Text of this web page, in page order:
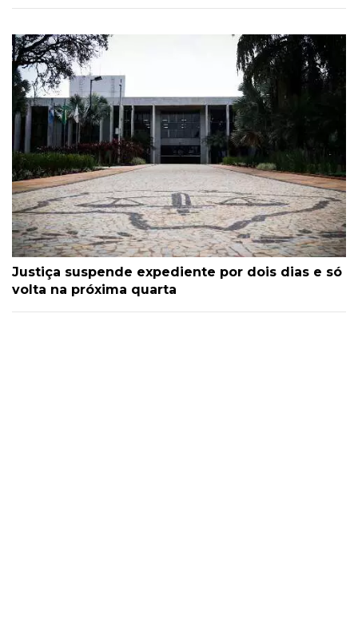
Justiça suspende expediente por dois dias e só
volta na próxima quarta